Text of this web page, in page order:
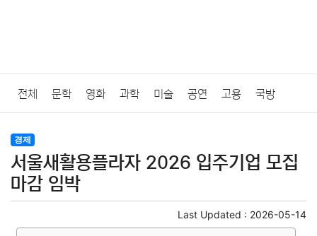
전체 문학 영화 과학 미술 공연 고용 국방
법률
질병 가요 방송 일상 주식 암호화폐 블록체인
미용 증권 인테리어
경제
서울새활용플라자 2026 입주기업 모집
마감 임박
Last Updated : 2026-05-14